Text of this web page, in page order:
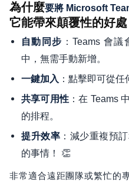
為什麼要將 Microsoft
它能帶來顛覆性的好處
自動同步 ：Teams 會
中，無需手動新增。
一鍵加入 ：點擊即可從任
共享可用性 ：在 Teams
的排程。
提升效率 ：減少重複預
的事情！ 👏
非常適合遠距團隊或繁忙的